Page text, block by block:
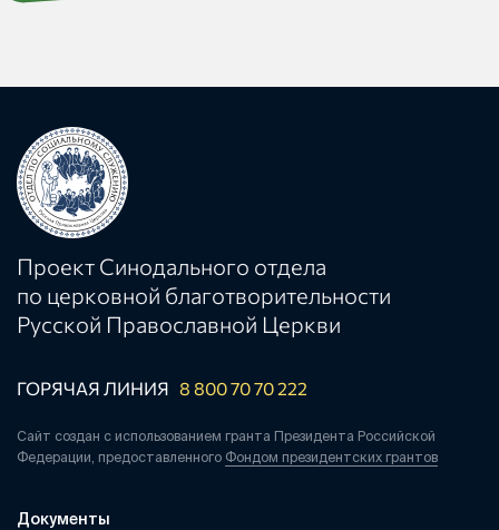
Проект Синодального отдела
по церковной благотворительности
Русской Православной Церкви
ГОРЯЧАЯ ЛИНИЯ 8 800 70 70 222
Сайт создан с использованием гранта Президента Российской
Федерации, предоставленного Фондом президентских грантов
Документы